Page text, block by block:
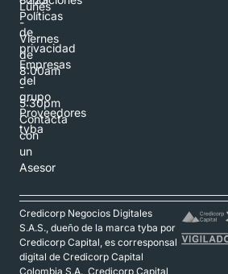
Lunes
-
Viernes
de
8:00am
-
5:30pm
Contacta
con
un
Asesor
Políticas
de
privacidad
Empresas
del
grupo
Proveedores
tyba
Credicorp Negocios Digitales
S.A.S., dueño de la marca tyba por
Credicorp Capital, es corresponsal
digital de Credicorp Capital
Colombia S.A., Credicorp Capital